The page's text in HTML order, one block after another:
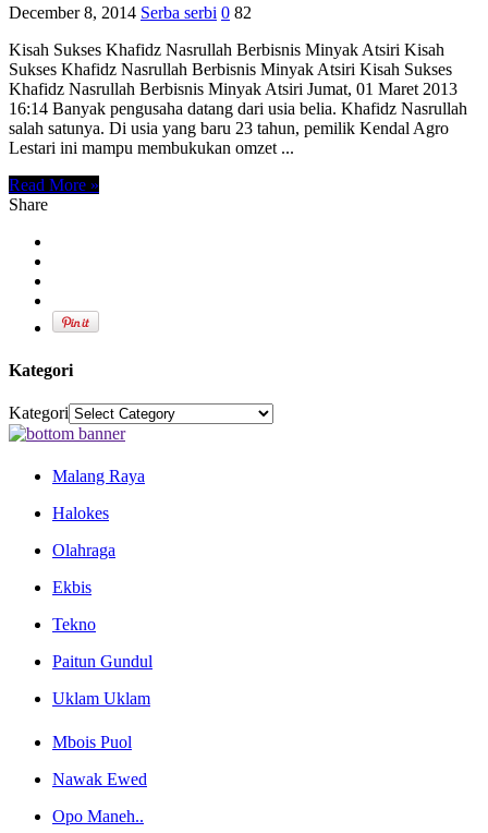
December 8, 2014 Serba serbi 0 82
Kisah Sukses Khafidz Nasrullah Berbisnis Minyak Atsiri Kisah
Sukses Khafidz Nasrullah Berbisnis Minyak Atsiri Kisah Sukses
Khafidz Nasrullah Berbisnis Minyak Atsiri Jumat, 01 Maret 2013
16:14 Banyak pengusaha datang dari usia belia. Khafidz Nasrullah
salah satunya. Di usia yang baru 23 tahun, pemilik Kendal Agro
Lestari ini mampu membukukan omzet ...
Read More »
Share
Kategori
Kategori
Malang Raya
Halokes
Olahraga
Ekbis
Tekno
Paitun Gundul
Uklam Uklam
Mbois Puol
Nawak Ewed
Opo Maneh..